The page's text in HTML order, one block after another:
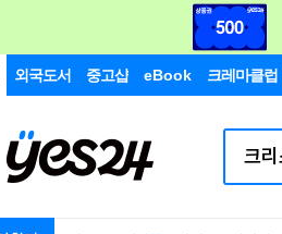
외국도서 중고샵 eBook 크레마클럽